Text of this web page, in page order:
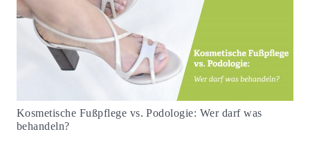
Kosmetische Fußpflege vs. Podologie: Wer darf was
behandeln?